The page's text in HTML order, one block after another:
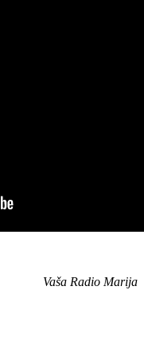
Vaša Radio Marija